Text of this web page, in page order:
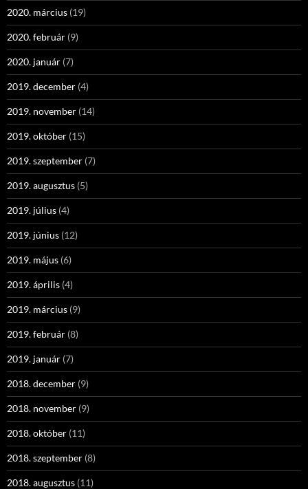
2020. március (19)
2020. február (9)
2020. január (7)
2019. december (4)
2019. november (14)
2019. október (15)
2019. szeptember (7)
2019. augusztus (5)
2019. július (4)
2019. június (12)
2019. május (6)
2019. április (4)
2019. március (9)
2019. február (8)
2019. január (7)
2018. december (9)
2018. november (9)
2018. október (11)
2018. szeptember (8)
2018. augusztus (11)